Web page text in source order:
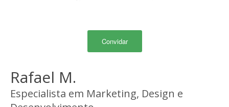
Convidar
Rafael M.
Especialista em Marketing, Design e